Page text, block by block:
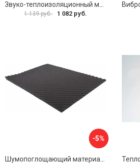
Звуко-теплоизоляционный материал Dreamcar i4 33x25 см DC-000-0884503P1214
1 139 руб. 1 082 руб.
-5%